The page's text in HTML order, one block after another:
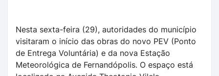
Nesta sexta-feira (29), autoridades do município
visitaram o início das obras do novo PEV (Ponto
de Entrega Voluntária) e da nova Estação
Meteorológica de Fernandópolis. O espaço está